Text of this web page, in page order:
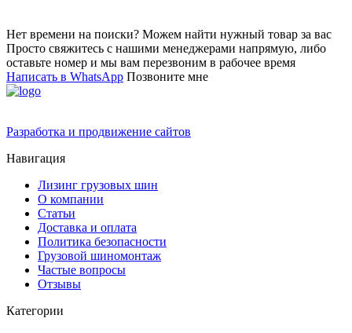
Нет времени на поиски? Можем найти нужный товар за вас
Просто свяжитесь с нашими менеджерами напрямую, либо
оставьте номер и мы вам перезвоним в рабочее время
Написать в WhatsApp Позвоните мне
Разработка и продвижение сайтов
Навигация
Лизинг грузовых шин
О компании
Статьи
Доставка и оплата
Политика безопасности
Грузовой шиномонтаж
Частые вопросы
Отзывы
Категории